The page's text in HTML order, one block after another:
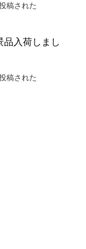
稿された
品入荷しまし
稿された